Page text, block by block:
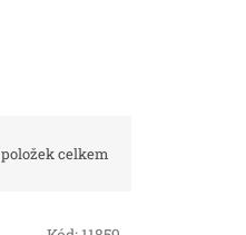
položek celkem